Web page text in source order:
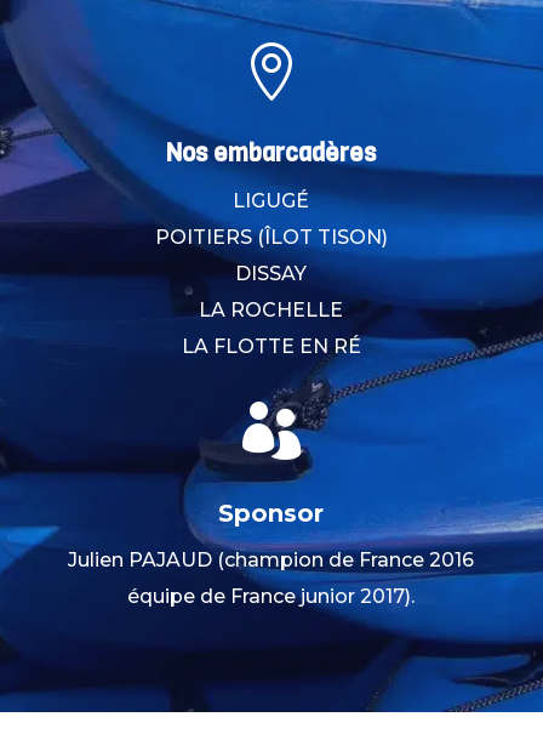

Nos embarcadères
LIGUGÉ
POITIERS (ÎLOT TISON)
DISSAY
LA ROCHELLE
LA FLOTTE EN RÉ

Sponsor
Julien PAJAUD (champion de France 2016
équipe de France junior 2017).